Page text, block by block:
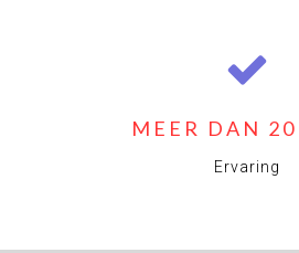
MEER DAN 20
Ervaring